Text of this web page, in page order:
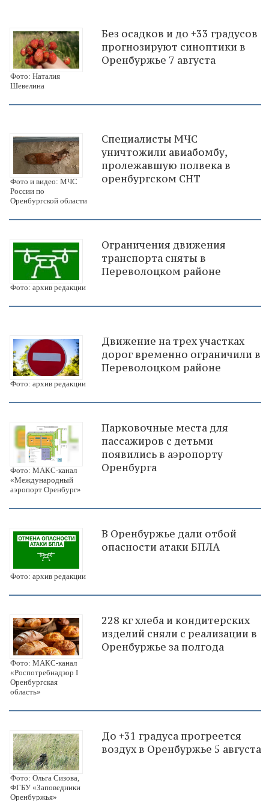
Фото: Наталия
Шевелина
Без осадков и до +33 градусов
прогнозируют синоптики в
Оренбуржье 7 августа
Фото и видео: МЧС
России по
Оренбургской области
Специалисты МЧС
уничтожили авиабомбу,
пролежавшую полвека в
оренбургском СНТ
Фото: архив редакции
Ограничения движения
транспорта сняты в
Переволоцком районе
Фото: архив редакции
Движение на трех участках
дорог временно ограничили в
Переволоцком районе
Фото: МАКС-канал
«Международный
аэропорт Оренбург»
Парковочные места для
пассажиров с детьми
появились в аэропорту
Оренбурга
Фото: архив редакции
В Оренбуржье дали отбой
опасности атаки БПЛА
Фото: МАКС-канал
«Роспотребнадзор I
Оренбургская
область»
228 кг хлеба и кондитерских
изделий сняли с реализации в
Оренбуржье за полгода
Фото: Ольга Сизова,
ФГБУ «Заповедники
Оренбуржья»
До +31 градуса прогреется
воздух в Оренбуржье 5 августа